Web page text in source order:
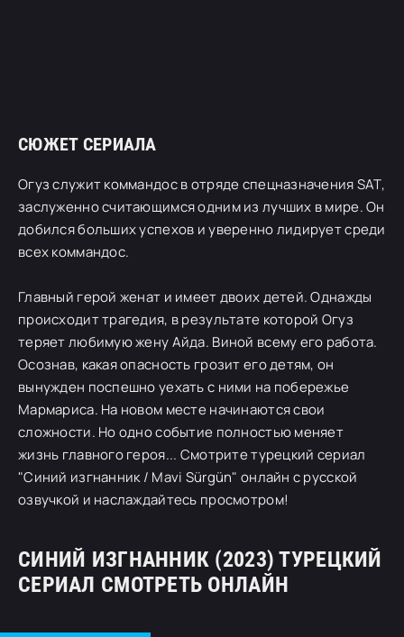
СЮЖЕТ СЕРИАЛА
Огуз служит коммандос в отряде спецназначения SAT,
заслуженно считающимся одним из лучших в мире. Он
добился больших успехов и уверенно лидирует среди
всех коммандос.
Главный герой женат и имеет двоих детей. Однажды
происходит трагедия, в результате которой Огуз
теряет любимую жену Айда. Виной всему его работа.
Осознав, какая опасность грозит его детям, он
вынужден поспешно уехать с ними на побережье
Мармариса. На новом месте начинаются свои
сложности. Но одно событие полностью меняет
жизнь главного героя... Смотрите турецкий сериал
"Синий изгнанник / Mavi Sürgün" онлайн с русской
озвучкой и наслаждайтесь просмотром!
СИНИЙ ИЗГНАННИК (2023) ТУРЕЦКИЙ
СЕРИАЛ СМОТРЕТЬ ОНЛАЙН